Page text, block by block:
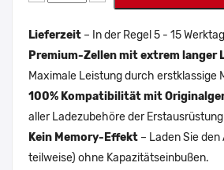
Lieferzeit – In der Regel 5 - 15
Premium-Zellen mit extrem langer
Maximale Leistung durch erstklassige
100% Kompatibilität mit
aller Ladezubehöre der
Kein Memory-Effekt – Laden Sie
teilweise) ohne Kapazitätseinbußen.